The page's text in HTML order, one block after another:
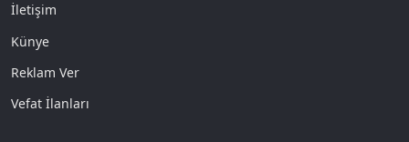
İletişim
Künye
Reklam Ver
Vefat İlanları